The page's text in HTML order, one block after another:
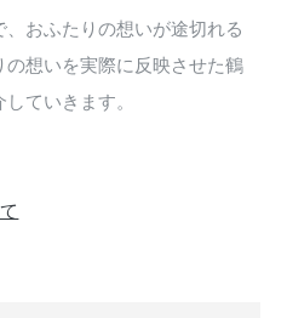
おふたりの想いが途切れる
想いを実際に反映させた鶴
ていきます。